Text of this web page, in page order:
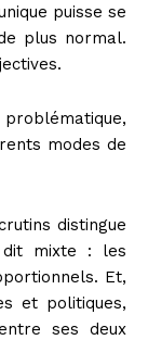
puisse se
plus normal.
modes de
distingue
dit mixte : les
Et,
et politiques,
ses deux